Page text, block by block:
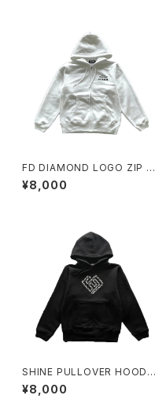
FD DIAMOND LOGO ZIP H
OODY WHITE
¥8,000
SHINE PULLOVER HOODY
BLACK
¥8,000